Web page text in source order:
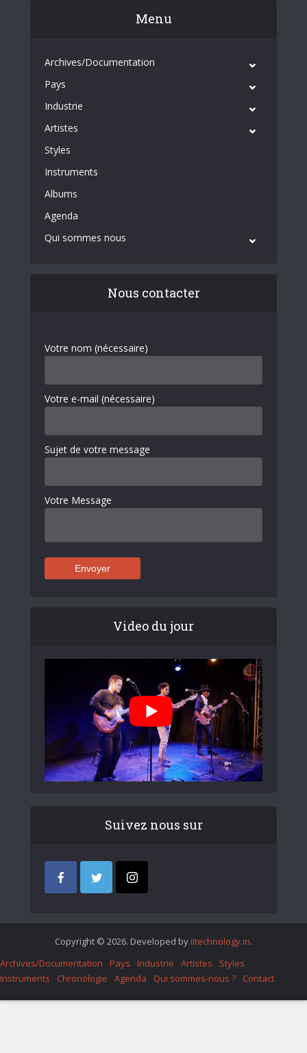
Menu
Archives/Documentation
Pays
Industrie
Artistes
Styles
Instruments
Albums
Agenda
Qui sommes nous
Nous contacter
Votre nom (nécessaire)
Votre e-mail (nécessaire)
Sujet de votre message
Votre Message
Video du jour
Suivez nous sur
Copyright © 2026. Developed by iItechnology.in.
Archives/Documentation
Pays Industrie Artistes
Styles
Instruments
Chronologie Agenda Qui sommes-nous ? Contact